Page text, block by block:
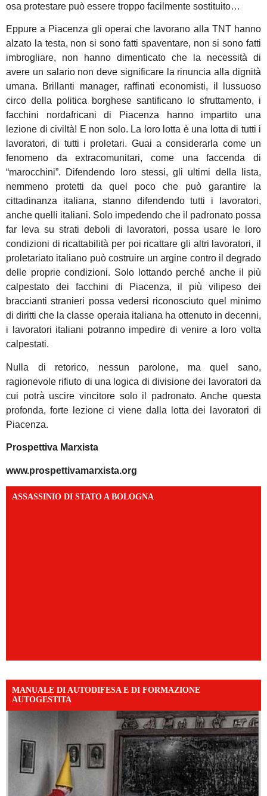
osa protestare può essere troppo facilmente sostituito…
Eppure a Piacenza gli operai che lavorano alla TNT hanno
alzato la testa, non si sono fatti spaventare, non si sono fatti
imbrogliare, non hanno dimenticato che la necessità di
avere un salario non deve significare la rinuncia alla dignità
umana. Brillanti manager, raffinati economisti, il lussuoso
circo della politica borghese santificano lo sfruttamento, i
facchini nordafricani di Piacenza hanno impartito una
lezione di civiltà! E non solo. La loro lotta è una lotta di tutti i
lavoratori, di tutti i proletari. Guai a considerarla come un
fenomeno da extracomunitari, come una faccenda di
“marocchini”. Difendendo loro stessi, gli ultimi della lista,
nemmeno protetti da quel poco che può garantire la
cittadinanza italiana, stanno difendendo tutti i lavoratori,
anche quelli italiani. Solo impedendo che il padronato possa
far leva su strati deboli di lavoratori, possa usare le loro
condizioni di ricattabilità per poi ricattare gli altri lavoratori, il
proletariato italiano può costruire un argine contro il degrado
delle proprie condizioni. Solo lottando perché anche il più
calpestato dei facchini di Piacenza, il più vilipeso dei
braccianti stranieri possa vedersi riconosciuto quel minimo
di diritti che la classe operaia italiana ha ottenuto in decenni,
i lavoratori italiani potranno impedire di venire a loro volta
calpestati.
Nulla di retorico, nessun parolone, ma quel sano,
ragionevole rifiuto di una logica di divisione dei lavoratori da
cui potrà uscire vincitore solo il padronato. Anche questa
profonda, forte lezione ci viene dalla lotta dei lavoratori di
Piacenza.
Prospettiva Marxista
www.prospettivamarxista.org
ASSASSINIO DI STATO A BOLOGNA
MANUALE DI AUTODIFESA E DI FORMAZIONE
AUTOGESTITA